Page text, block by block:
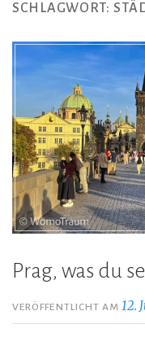
SCHLAGWORT:
Prag, was du
VERÖFFENTLICHT AM 12.